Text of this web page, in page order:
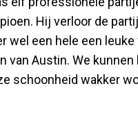
Hij verloor de
een hele een
van Austin. We
schoonheid wakker